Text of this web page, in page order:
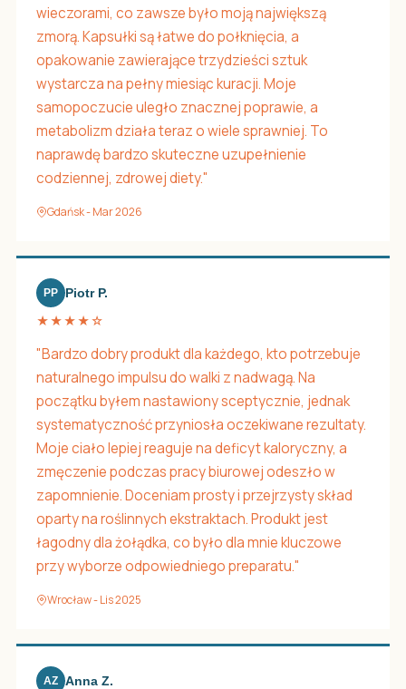
wieczorami, co zawsze było moją największą
zmorą. Kapsułki są łatwe do połknięcia, a
opakowanie zawierające trzydzieści sztuk
wystarcza na pełny miesiąc kuracji. Moje
samopoczucie uległo znacznej poprawie, a
metabolizm działa teraz o wiele sprawniej. To
naprawdę bardzo skuteczne uzupełnienie
codziennej, zdrowej diety."
Gdańsk - Mar 2026
PP Piotr P.
★★★★☆
"Bardzo dobry produkt dla każdego, kto potrzebuje
naturalnego impulsu do walki z nadwagą. Na
początku byłem nastawiony sceptycznie, jednak
systematyczność przyniosła oczekiwane rezultaty.
Moje ciało lepiej reaguje na deficyt kaloryczny, a
zmęczenie podczas pracy biurowej odeszło w
zapomnienie. Doceniam prosty i przejrzysty skład
oparty na roślinnych ekstraktach. Produkt jest
łagodny dla żołądka, co było dla mnie kluczowe
przy wyborze odpowiedniego preparatu."
Wrocław - Lis 2025
AZ Anna Z.